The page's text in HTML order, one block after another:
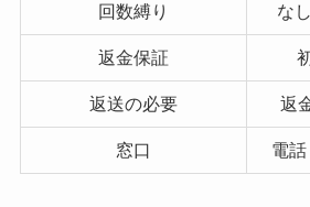
回数縛り な
返金保証
返送の必要 返
窓口 電